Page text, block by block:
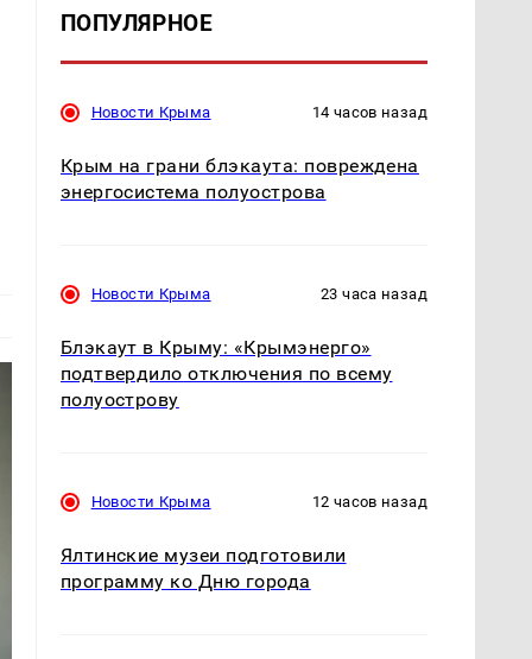
ПОПУЛЯРНОЕ
Новости Крыма 14 часов назад
Крым на грани блэкаута: повреждена
энергосистема полуострова
Новости Крыма 23 часа назад
Блэкаут в Крыму: «Крымэнерго»
подтвердило отключения по всему
полуострову
Новости Крыма 12 часов назад
Ялтинские музеи подготовили
программу ко Дню города